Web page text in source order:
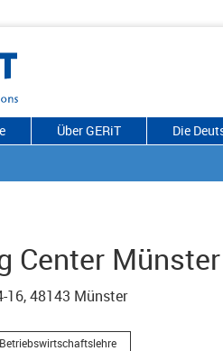
Über GERiT Die
Center
16, 48143 Münster
Betriebswirtschaftslehre